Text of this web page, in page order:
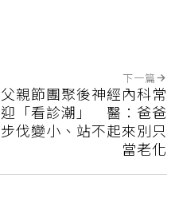
下一篇
父親節團聚後神經內科常
迎「看診潮」 醫：爸爸
步伐變小、站不起來別只
當老化